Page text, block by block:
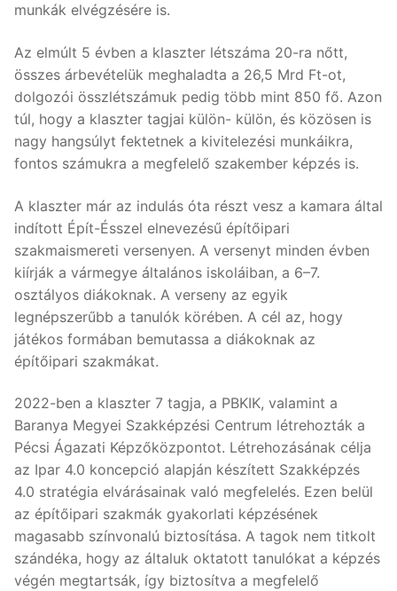
munkák elvégzésére is.
Az elmúlt 5 évben a klaszter létszáma 20-ra nőtt,
összes árbevételük meghaladta a 26,5 Mrd Ft-ot,
dolgozói összlétszámuk pedig több mint 850 fő. Azon
túl, hogy a klaszter tagjai külön- külön, és közösen is
nagy hangsúlyt fektetnek a kivitelezési munkáikra,
fontos számukra a megfelelő szakember képzés is.
A klaszter már az indulás óta részt vesz a kamara által
indított Épít-Ésszel elnevezésű építőipari
szakmaismereti versenyen. A versenyt minden évben
kiírják a vármegye általános iskoláiban, a 6–7.
osztályos diákoknak. A verseny az egyik
legnépszerűbb a tanulók körében. A cél az, hogy
játékos formában bemutassa a diákoknak az
építőipari szakmákat.
2022-ben a klaszter 7 tagja, a PBKIK, valamint a
Baranya Megyei Szakképzési Centrum létrehozták a
Pécsi Ágazati Képzőközpontot. Létrehozásának célja
az Ipar 4.0 koncepció alapján készített Szakképzés
4.0 stratégia elvárásainak való megfelelés. Ezen belül
az építőipari szakmák gyakorlati képzésének
magasabb színvonalú biztosítása. A tagok nem titkolt
szándéka, hogy az általuk oktatott tanulókat a képzés
végén megtartsák, így biztosítva a megfelelő